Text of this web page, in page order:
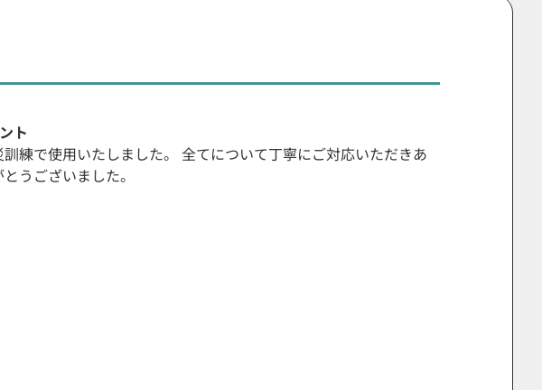
ト
訓練で使用いたしました。 全てについて丁寧にご対応いただきあ
とうございました。